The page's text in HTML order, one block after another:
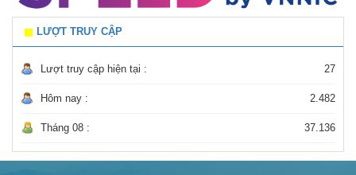
LƯỢT TRUY CẬP
Lượt truy cập hiện tại : 27
Hôm nay : 2.482
Tháng 08 : 37.136